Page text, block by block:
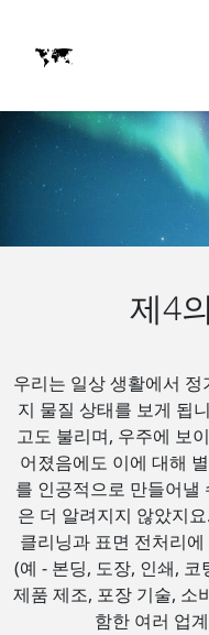
제4
우리는 일상 생활에서
지 물질 상태를 보게 됩
고도 불리며, 우주에 보
어졌음에도 이에 대해
를 인공적으로 만들어낼
은 더 알려지지 않았지
클리닝과 표면 전처리
(예 - 본딩, 도장, 인쇄,
제품 제조, 포장 기술, 소
함한 여러 업